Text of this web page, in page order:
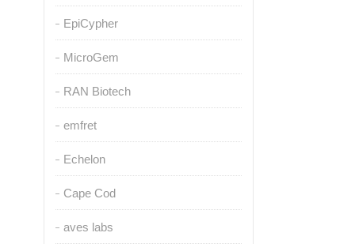
EpiCypher
MicroGem
RAN Biotech
emfret
Echelon
Cape Cod
aves labs